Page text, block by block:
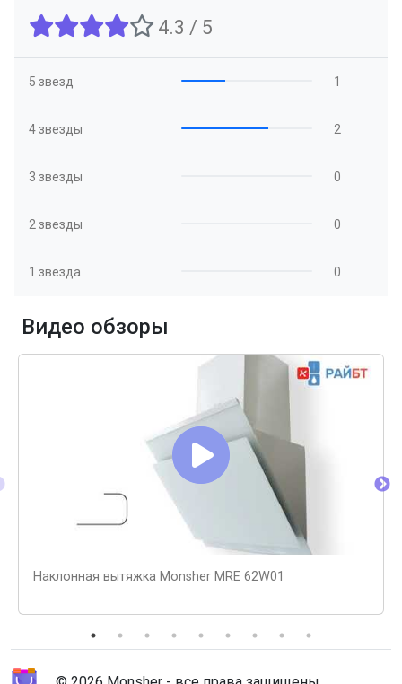
4.3 / 5
5 звезд 1
4 звезды 2
3 звезды 0
2 звезды 0
1 звезда 0
Видео обзоры
Наклонная вытяжка Monsher MRE 62W01